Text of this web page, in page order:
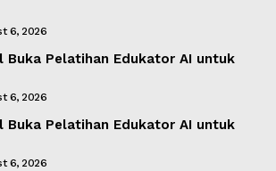
6, 2026
Buka Pelatihan Edukator AI untuk
6, 2026
Buka Pelatihan Edukator AI untuk
6, 2026